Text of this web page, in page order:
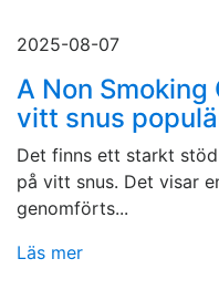
2025-08-07
A Non
vitt snus
Det finns ett starkt
på vitt snus. Det visar
genomförts...
Läs mer